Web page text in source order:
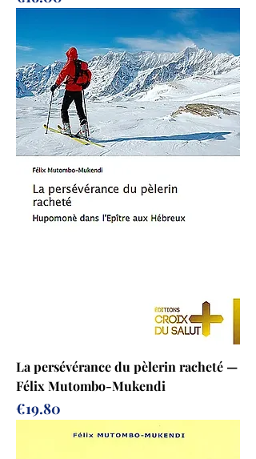
La persévérance du pèlerin racheté —
Félix Mutombo-Mukendi
Price
€19.80